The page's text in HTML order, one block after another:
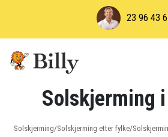
23 96 43
Solskjerming
Solskjerming/Solskjerming etter fylke/